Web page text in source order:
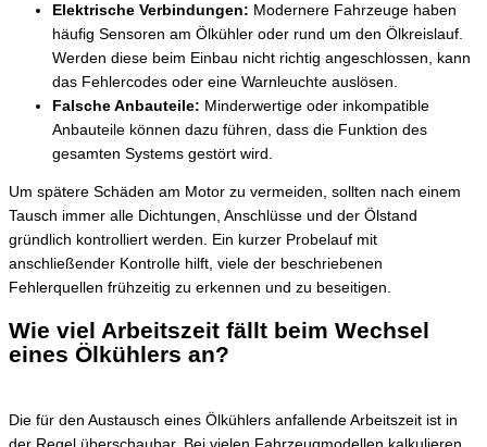
Elektrische Verbindungen: Modernere Fahrzeuge haben
häufig Sensoren am Ölkühler oder rund um den Ölkreislauf.
Werden diese beim Einbau nicht richtig angeschlossen, kann
das Fehlercodes oder eine Warnleuchte auslösen.
Falsche Anbauteile: Minderwertige oder inkompatible
Anbauteile können dazu führen, dass die Funktion des
gesamten Systems gestört wird.
Um spätere Schäden am Motor zu vermeiden, sollten nach einem
Tausch immer alle Dichtungen, Anschlüsse und der Ölstand
gründlich kontrolliert werden. Ein kurzer Probelauf mit
anschließender Kontrolle hilft, viele der beschriebenen
Fehlerquellen frühzeitig zu erkennen und zu beseitigen.
Wie viel Arbeitszeit fällt beim Wechsel
eines Ölkühlers an?
Die für den Austausch eines Ölkühlers anfallende Arbeitszeit ist in